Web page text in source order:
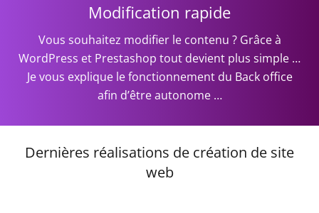
Modification rapide
Vous souhaitez modifier le contenu ? Grâce à
WordPress et Prestashop tout devient plus simple …
Je vous explique le fonctionnement du Back office
afin d’être autonome …
Dernières réalisations de création de site
web